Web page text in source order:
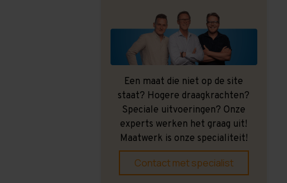
Een maat die niet op de site
staat? Hogere draagkrachten?
Speciale uitvoeringen? Onze
experts werken het graag uit!
Maatwerk is onze specialiteit!
Contact met specialist